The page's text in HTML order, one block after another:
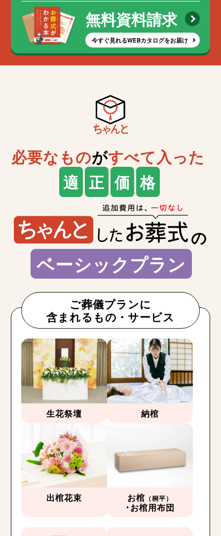
無料資料請求
今すぐ見れるWEBカタログをお届け
必要なものがすべて入った
適 正 価 格
の
ベーシックプラン
ご葬儀プランに
含まれるもの・サービス
生花祭壇 納棺
出棺花束 お棺 （桐平）
･お棺用布団